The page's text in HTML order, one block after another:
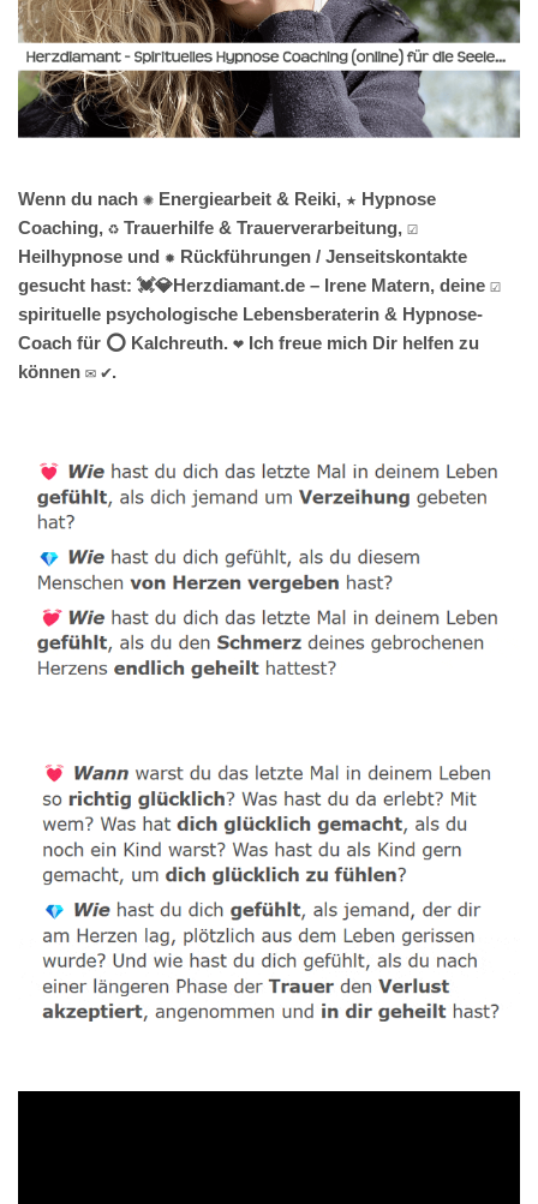
Wenn du nach ✺ Energiearbeit & Reiki, ★ Hypnose
Coaching, ♻ Trauerhilfe & Trauerverarbeitung, ☑️
Heilhypnose und ✹ Rückführungen / Jenseitskontakte
gesucht hast: 💓️💎Herzdiamant.de – Irene Matern, deine ☑️
spirituelle psychologische Lebensberaterin & Hypnose-
Coach für ⭕ Kalchreuth. ❤ Ich freue mich Dir helfen zu
können ✉ ✔.